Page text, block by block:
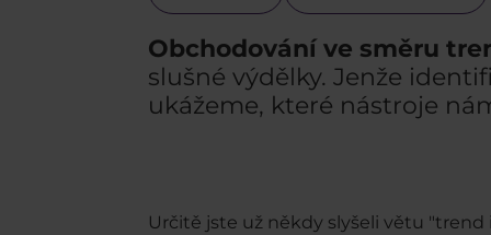
Obchodování ve směru
slušné výdělky. Jenže
ukážeme, které nástroje
Určitě jste už někdy slyšeli větu